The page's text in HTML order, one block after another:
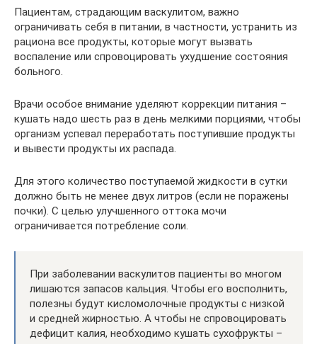
Пациентам, страдающим васкулитом, важно
ограничивать себя в питании, в частности, устранить из
рациона все продукты, которые могут вызвать
воспаление или спровоцировать ухудшение состояния
больного.
Врачи особое внимание уделяют коррекции питания –
кушать надо шесть раз в день мелкими порциями, чтобы
организм успевал переработать поступившие продукты
и вывести продукты их распада.
Для этого количество поступаемой жидкости в сутки
должно быть не менее двух литров (если не поражены
почки). С целью улучшенного оттока мочи
ограничивается потребление соли.
При заболевании васкулитов пациенты во многом
лишаются запасов кальция. Чтобы его восполнить,
полезны будут кисломолочные продукты с низкой
и средней жирностью. А чтобы не спровоцировать
дефицит калия, необходимо кушать сухофрукты –